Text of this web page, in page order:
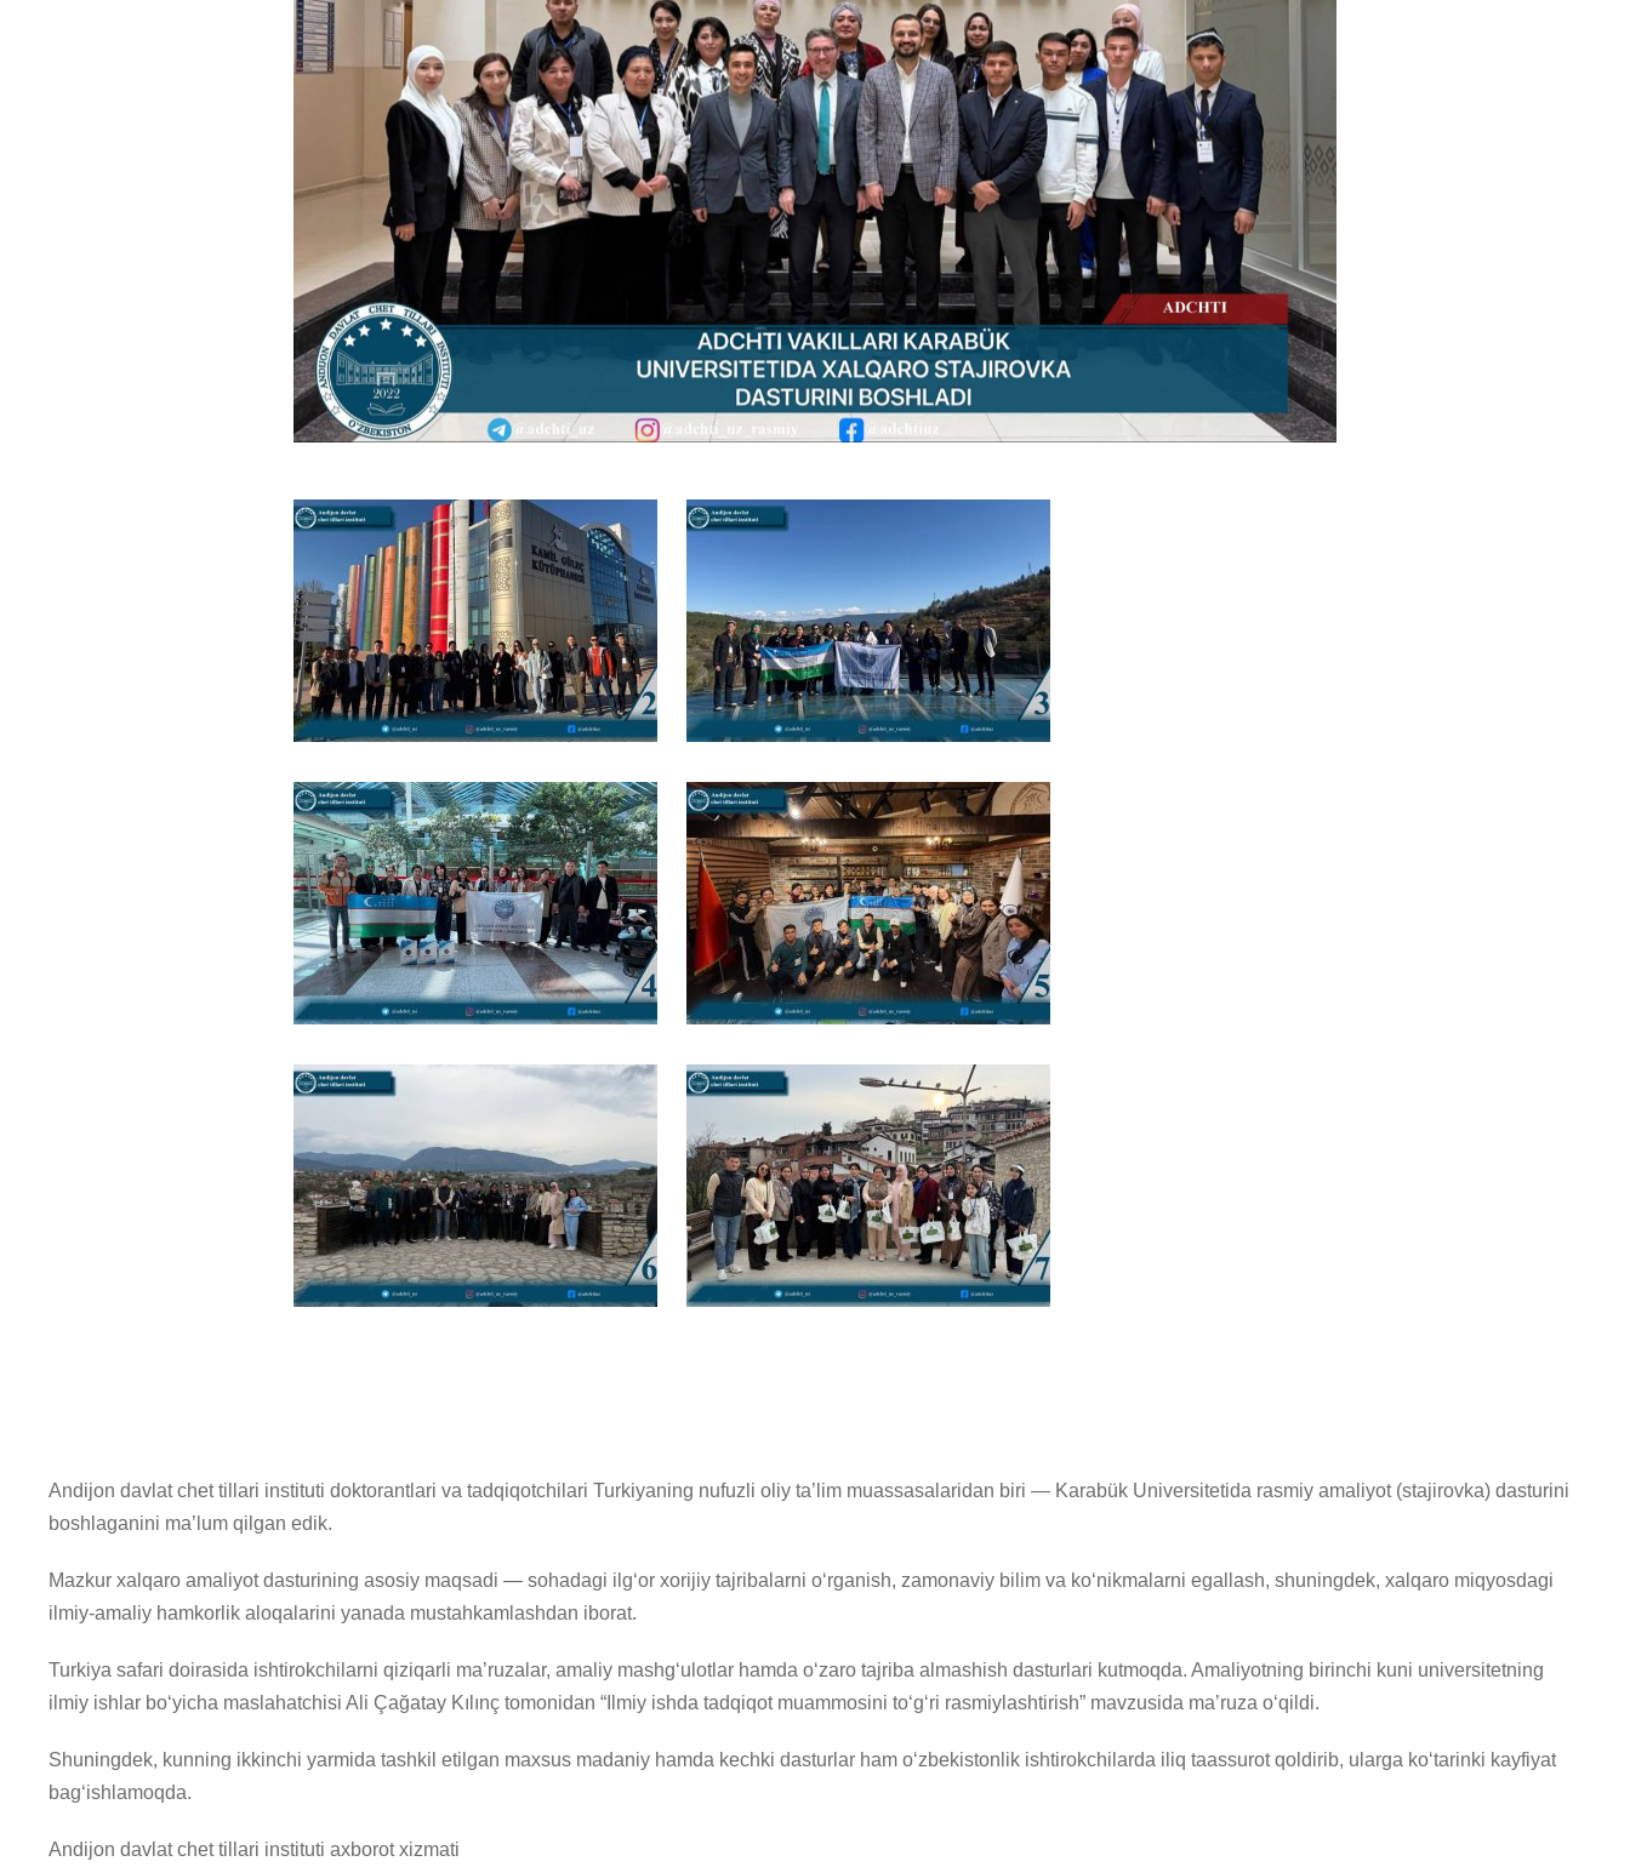
Andijon davlat chet tillari instituti doktorantlari va tadqiqotchilari Turkiyaning nufuzli oliy ta’lim muassasalaridan biri — Karabük Universitetida rasmiy amaliyot (stajirovka) dasturini
boshlaganini ma’lum qilgan edik.
Mazkur xalqaro amaliyot dasturining asosiy maqsadi — sohadagi ilg‘or xorijiy tajribalarni o‘rganish, zamonaviy bilim va ko‘nikmalarni egallash, shuningdek, xalqaro miqyosdagi
ilmiy-amaliy hamkorlik aloqalarini yanada mustahkamlashdan iborat.
Turkiya safari doirasida ishtirokchilarni qiziqarli ma’ruzalar, amaliy mashg‘ulotlar hamda o‘zaro tajriba almashish dasturlari kutmoqda. Amaliyotning birinchi kuni universitetning
ilmiy ishlar bo‘yicha maslahatchisi Ali Çağatay Kılınç tomonidan “Ilmiy ishda tadqiqot muammosini to‘g‘ri rasmiylashtirish” mavzusida ma’ruza o‘qildi.
Shuningdek, kunning ikkinchi yarmida tashkil etilgan maxsus madaniy hamda kechki dasturlar ham o‘zbekistonlik ishtirokchilarda iliq taassurot qoldirib, ularga ko‘tarinki kayfiyat
bag‘ishlamoqda.
Andijon davlat chet tillari instituti axborot xizmati